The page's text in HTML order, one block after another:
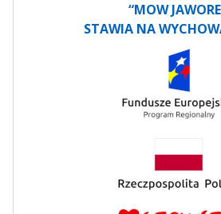
“MOW
STAWIA NA